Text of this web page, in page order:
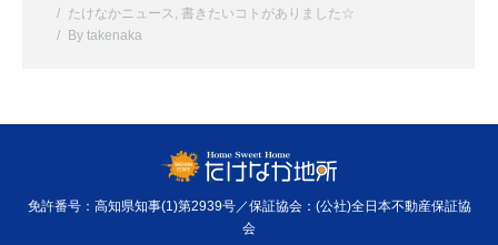
たけなかニュース 書きたいコトがありました☆
By takenaka
免許番号：高知県知事(1)第2939号／保証協会：(公社)全日本不動産保証協
会